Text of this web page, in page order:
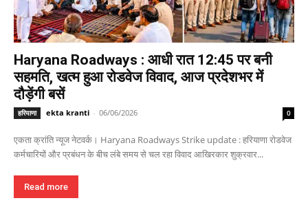
Haryana Roadways : आधी रात 12:45 पर बनी
सहमति, खत्म हुआ रोडवेज विवाद, आज प्रदेशभर में
दौड़ेंगी बसें
हरियाणा ekta kranti - 06/06/2026 0
एकता क्रांति न्यूज नेटवर्क। Haryana Roadways Strike update : हरियाणा रोडवेज
कर्मचारियों और प्रबंधन के बीच लंबे समय से चल रहा विवाद आखिरकार शुक्रवार...
Read more